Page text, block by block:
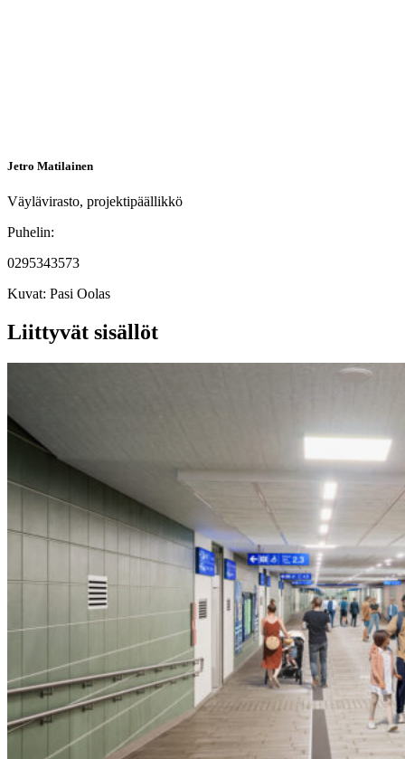
Jetro Matilainen
Väylävirasto, projektipäällikkö
Puhelin:
0295343573
Kuvat: Pasi Oolas
Liittyvät sisällöt